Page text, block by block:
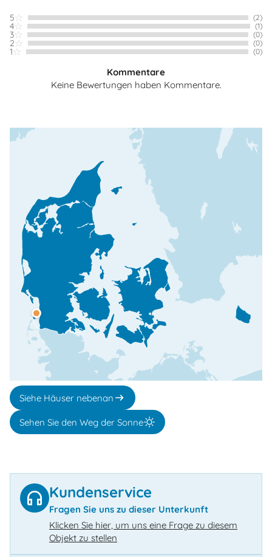
5 (2)
4 (1)
3 (0)
2 (0)
1 (0)
Kommentare
Keine Bewertungen haben Kommentare.
Siehe Häuser nebenan
Sehen Sie den Weg der Sonne
Kundenservice
Fragen Sie uns zu dieser Unterkunft
Klicken Sie hier, um uns eine Frage zu diesem
Objekt zu stellen